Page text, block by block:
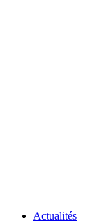
Actualités